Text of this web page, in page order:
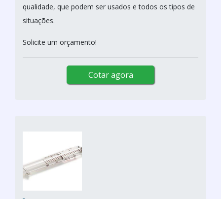
qualidade, que podem ser usados e todos os tipos de
situações.
Solicite um orçamento!
Cotar agora